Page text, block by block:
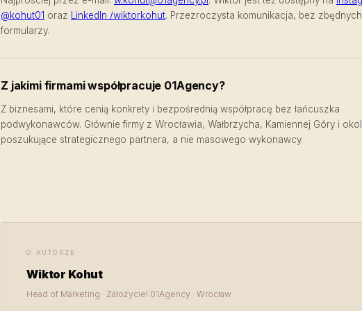
@kohut01 oraz LinkedIn /wiktorkohut. Przezroczysta komunikacja, bez zbędnych
formularzy.
Z jakimi firmami współpracuje 01Agency?
Z biznesami, które cenią konkrety i bezpośrednią współpracę bez łańcuszka
podwykonawców. Głównie firmy z Wrocławia, Wałbrzycha, Kamiennej Góry i
poszukujące strategicznego partnera, a nie masowego wykonawcy.
O AUTORZE
Wiktor Kohut
Head of Marketing · Założyciel 01Agency · Wrocław